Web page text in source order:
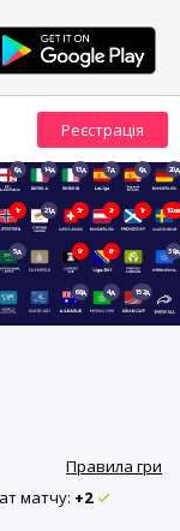
6д 14д 13д 7д 6д 20д
1г 21д 3г 2г 1г 10хв
5д 9г 6г 39д
68д 4д 152д
Правила гри
матчу: +2